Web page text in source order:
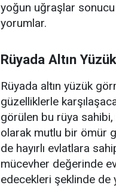
yoğun uğraşlar
yorumlar.
Rüyada Altın
Rüyada altın yüzük
güzelliklerle
görülen bu rüya
olarak mutlu bir ömür
de hayırlı evlatlara
mücevher değerinde
edecekleri şeklinde de